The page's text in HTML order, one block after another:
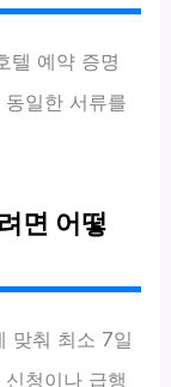
텔 예약 증명
일한 서류를
면 어떻
맞춰 최소 7일
청이나 급행